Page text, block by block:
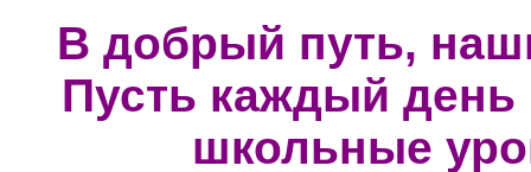
В добрый путь,
Пусть каждый день
школьные